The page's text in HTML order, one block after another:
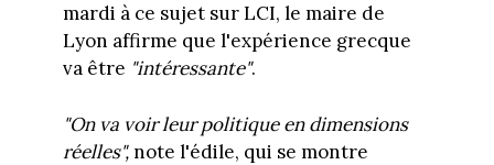
mardi à ce sujet sur LCI, le maire de
Lyon affirme que l'expérience grecque
va être "intéressante".
"On va voir leur politique en dimensions
réelles",note l'édile, qui se montre